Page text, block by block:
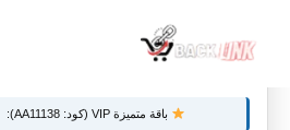
توصيات :
باقة متميزة VIP (كود: AA11138):